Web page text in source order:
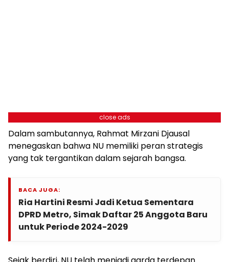
close ads
Dalam sambutannya, Rahmat Mirzani Djausal
menegaskan bahwa NU memiliki peran strategis
yang tak tergantikan dalam sejarah bangsa.
BACA JUGA:
Ria Hartini Resmi Jadi Ketua Sementara
DPRD Metro, Simak Daftar 25 Anggota Baru
untuk Periode 2024-2029